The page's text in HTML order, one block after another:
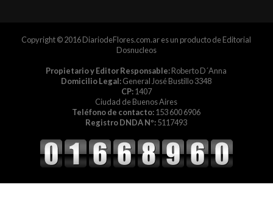
Copyright © 2016 DiariodeFlores.com.ar es un producto de Editorial
Dosnucleos
Propietario y Editor Responsable:Roberto D´Anna
Domicilio Legal:General José Bustillo 3348
CP:1407
Ciudad de Buenos Aires
Teléfono de contacto:153 600 6906
Registro DNDA Nº:5117493